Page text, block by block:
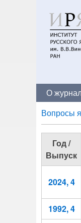
О
You
are
here:
Вопросы
Год /
Выпуск
2024, 4
1992, 4